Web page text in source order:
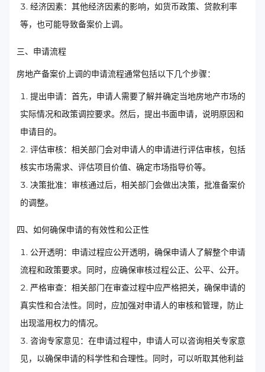
经济因素：其他经济因素的影响，如货币政策、贷款利率
等，也可能导致备案价上调。
三、申请流程
房地产备案价上调的申请流程通常包括以下几个步骤：
提出申请：首先，申请人需要了解并确定当地房地产市场的
实际情况和政策调控要求。然后，提出书面申请，说明原因和
申请目的。
评估审核：相关部门会对申请人的申请进行评估审核，包括
核实市场需求、评估项目价值、确定市场指导价等。
决策批准：审核通过后，相关部门会做出决策，批准备案价
的调整。
四、如何确保申请的有效性和公正性
公开透明：申请过程应公开透明，确保申请人了解整个申请
流程和政策要求。同时，应确保审核过程公正、公平、公开。
严格审查：相关部门在审查过程中应严格把关，确保申请的
真实性和合法性。同时，应加强对申请人的审核和管理，防止
出现滥用权力的情况。
咨询专家意见：在申请过程中，申请人可以咨询相关专家意
见，以确保申请的科学性和合理性。同时，可以听取其他利益